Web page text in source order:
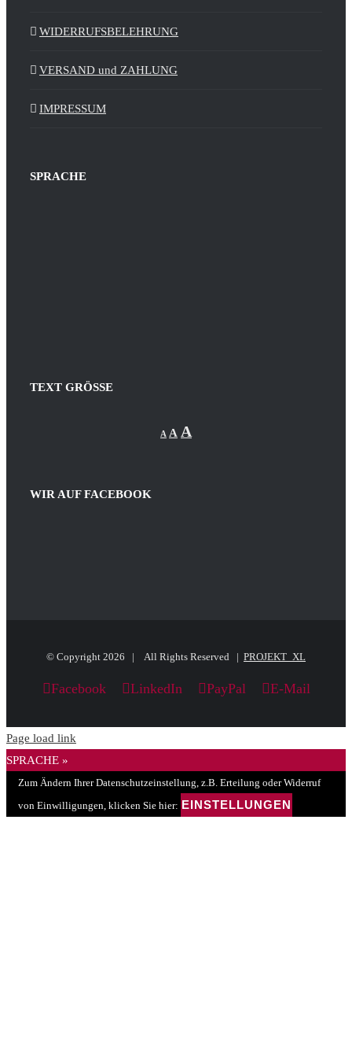
WIDERRUFSBELEHRUNG
VERSAND und ZAHLUNG
IMPRESSUM
SPRACHE
TEXT GRÖSSE
A
font
A Reset
A
WIR AUF FACEBOOK
© Copyright 2026 | All Rights Reserved | PROJEKT_XL
Facebook LinkedIn PayPal E-Mail
Page load link
SPRACHE »
Zum Ändern Ihrer Datenschutzeinstellung, z.B. Erteilung oder Widerruf
von Einwilligungen, klicken Sie hier: EINSTELLUNGEN